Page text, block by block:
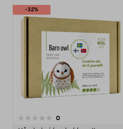
-32%
0anmeldelser
0.0 av 5 stjerner